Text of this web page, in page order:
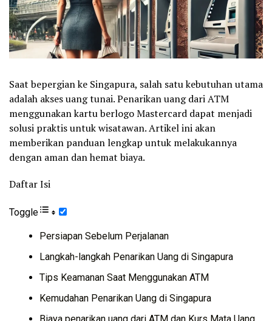
Saat bepergian ke Singapura, salah satu kebutuhan utama
adalah akses uang tunai. Penarikan uang dari ATM
menggunakan kartu berlogo Mastercard dapat menjadi
solusi praktis untuk wisatawan. Artikel ini akan
memberikan panduan lengkap untuk melakukannya
dengan aman dan hemat biaya.
Daftar Isi
Toggle
Persiapan Sebelum Perjalanan
Langkah-langkah Penarikan Uang di Singapura
Tips Keamanan Saat Menggunakan ATM
Kemudahan Penarikan Uang di Singapura